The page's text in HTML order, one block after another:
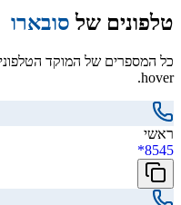
טלפונים של סובארו
כל המספרים של המוקד
hover.
ראשי
*8545